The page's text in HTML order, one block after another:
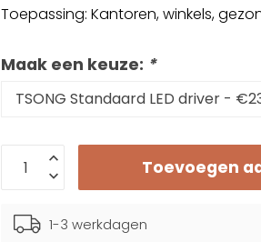
Toepassing: Kantoren, winkels,
Maak een keuze: *
Toevoegen
1-3 werkdagen